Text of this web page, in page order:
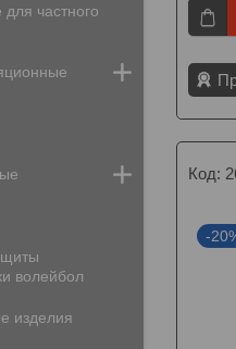
-
частного
волейбол
изделия